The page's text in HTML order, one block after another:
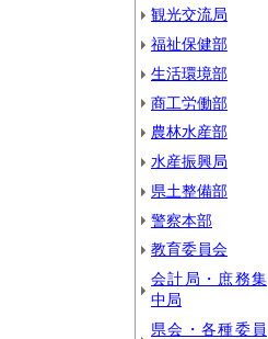
観光交流局
福祉保健部
生活環境部
商工労働部
農林水産部
水産振興局
県土整備部
警察本部
教育委員会
会計局・庶務集
中局
県会・各種委員